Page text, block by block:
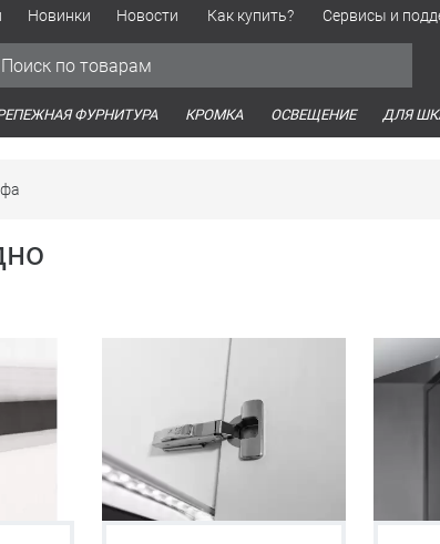
Новинки Новости Как купить? Сервисы и
ФУРНИТУРА КРОМКА ОСВЕЩЕНИЕ ДЛЯ